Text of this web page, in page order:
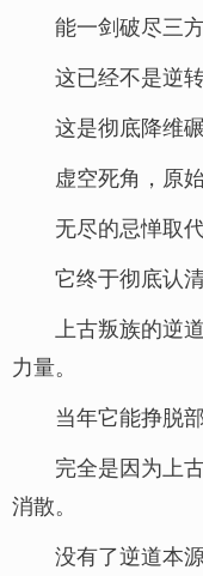
能一剑破尽三
这已经不是逆转
这是彻底降维碾
虚空死角，原
无尽的忌惮取
它终于彻底认清
上古叛族的逆
力量。
当年它能挣脱
完全是因为上
消散。
没有了逆道本